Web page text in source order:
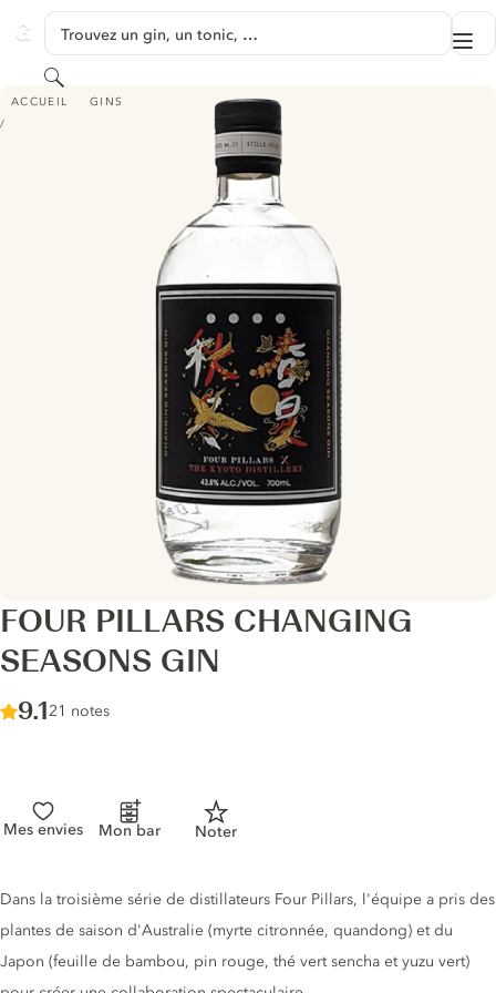
GINVENTORY
Trouvez un gin, un tonic, …
Rechercher
ACCUEIL GINS
FOUR PILLARS CHANGING SEASONS GIN
FOUR PILLARS CHANGING
SEASONS GIN
Score :
9.1/ 10
21 notes
Mes envies Mon bar Noter
Description du gin
Dans la troisième série de distillateurs Four Pillars, l'équipe a pris des
plantes de saison d'Australie (myrte citronnée, quandong) et du
Japon (feuille de bambou, pin rouge, thé vert sencha et yuzu vert)